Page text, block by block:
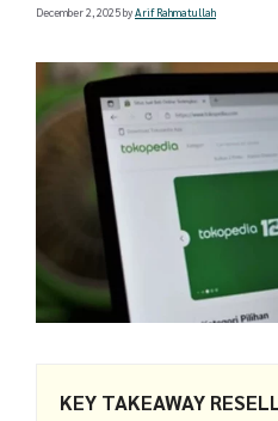
December 2, 2025byArif Rahmatullah
KEY TAKEAWAY